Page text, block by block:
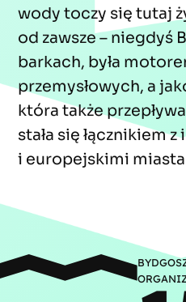
wody toczy się tutaj
od zawsze – niegdyś
barkach, była
przemysłowych, a
która także
stała się łącznikiem
i europejskimi